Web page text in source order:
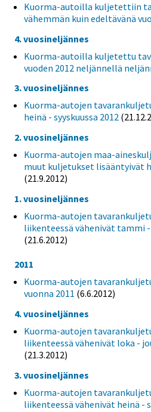
Kuorma-autoilla kuljetettiin
vähemmän kuin edeltävänä
4. vuosineljännes
Kuorma-autoilla kuljetettu
vuoden 2012 neljännellä
3. vuosineljännes
Kuorma-autojen
heinä - syyskuussa 2012
2. vuosineljännes
Kuorma-autojen maa-
muut kuljetukset lisääntyivät
(21.9.2012)
1. vuosineljännes
Kuorma-autojen
liikenteessä vähenivät tammi -
(21.6.2012)
2011
Kuorma-autojen
vuonna 2011 (6.6.2012)
4. vuosineljännes
Kuorma-autojen
liikenteessä vähenivät loka -
(21.3.2012)
3. vuosineljännes
Kuorma-autojen
liikenteessä vähenivät heinä -